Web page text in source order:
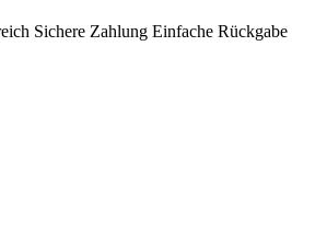
Sichere Zahlung Einfache Rückgabe